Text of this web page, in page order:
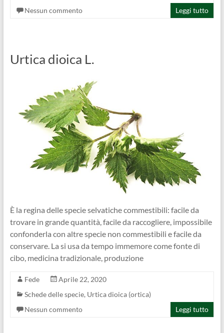
Nessun commento
Leggi tutto
Urtica dioica L.
È la regina delle specie selvatiche commestibili: facile da
trovare in grande quantità, facile da raccogliere, impossibile
confonderla con altre specie non commestibili e facile da
conservare. La si usa da tempo immemore come fonte di
cibo, medicina tradizionale, produzione
Fede
Aprile 22, 2020
Schede delle specie, Urtica dioica (ortica)
Nessun commento
Leggi tutto